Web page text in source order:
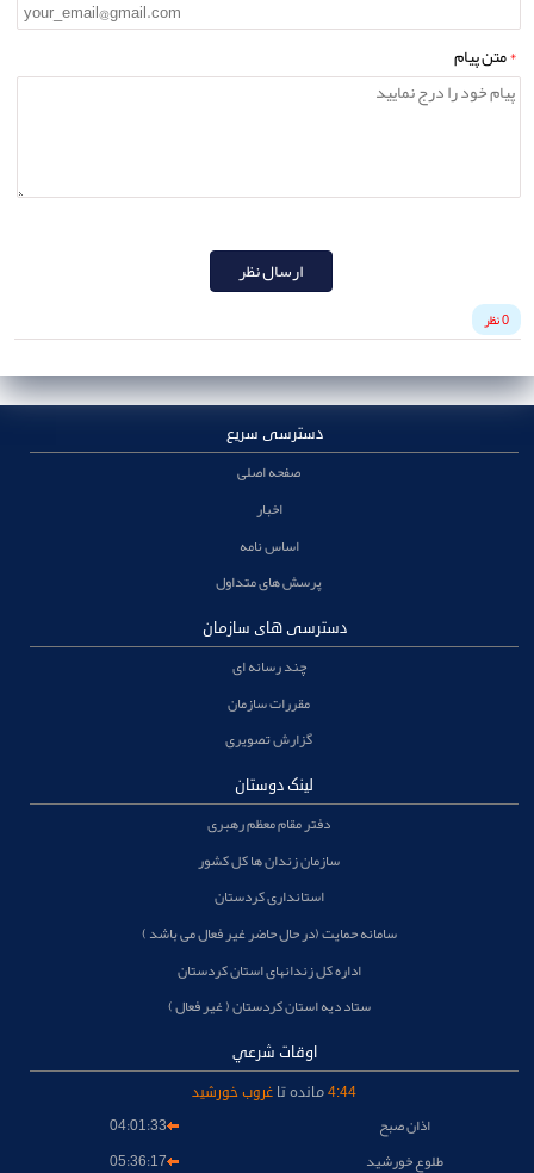
*متن پيام
ارسال نظر
0 نظر
دسترسی سریع
صفحه اصلی
اخبار
اساس نامه
پرسش های متداول
دسترسی های سازمان
چند رسانه ای
مقررات سازمان
گزارش تصویری
لینک دوستان
دفتر مقام معظم رهبری
سازمان زندان ها کل کشور
استانداری کردستان
سامانه حمایت (در حال حاضر غیر فعال می باشد )
اداره کل زندانهای استان کردستان
ستاد دیه استان کردستان ( غیر فعال )
اوقات شرعي
4:44 مانده تا غروب خورشید
اذان صبح
04:01:33
طلوع خورشيد
05:36:17